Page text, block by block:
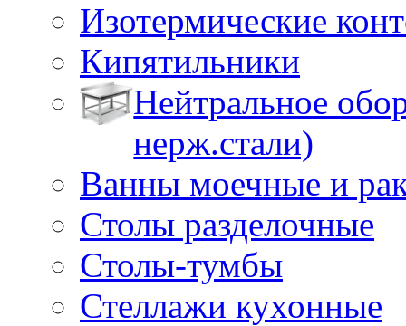
Изотермические
Кипятильники
Нейтральное
нерж.стали)
Ванны моечные и
Столы разделочные
Столы-тумбы
Стеллажи кухонные